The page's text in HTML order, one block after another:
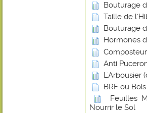
Bouturage
Taille de
Bouturage
Hormones
Anti
L'Arbousier
BRF ou
Feuilles
Nourrir le Sol